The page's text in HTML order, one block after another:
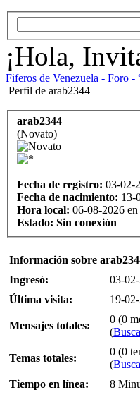
¡Hola,
Fiferos de Venezuela - Foro -
Perfil de arab2344
arab2344
(Novato)
Fecha de registro: 03-02-
Fecha de nacimiento: 13-
Hora local: 06-08-2026
Estado: Sin conexión
Información sobre
Ingresó:
03-
Última visita:
19-
Mensajes totales:
0 (0
(
Temas totales:
0 (0
(
Tiempo en línea:
8